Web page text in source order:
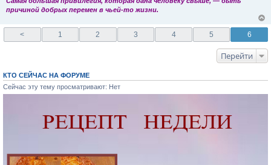
причиной добрых перемен в чьей-то жизни.
< 1 2 3 4 5 6
Перейти
КТО СЕЙЧАС НА ФОРУМЕ
Сейчас эту тему просматривают: Нет